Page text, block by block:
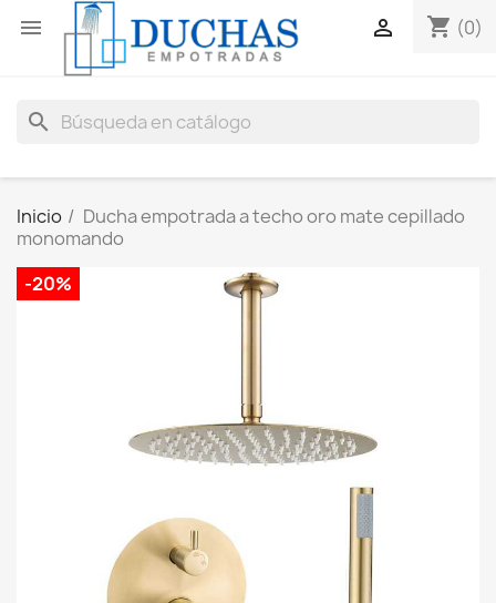
 shopping_cart (0)

search
Inicio
Ducha empotrada a techo oro mate cepillado
monomando
-20%